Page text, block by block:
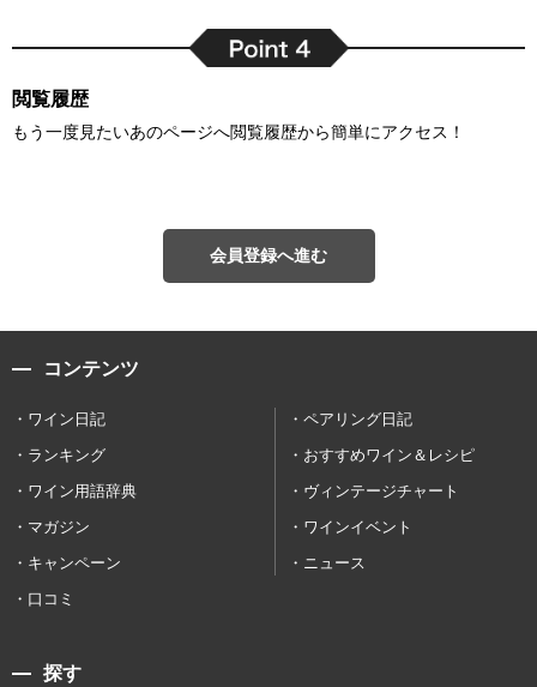
閲覧履歴
もう一度見たいあのページへ閲覧履歴から簡単にアクセス！
会員登録へ進む
コンテンツ
ワイン日記
ペアリング日記
ランキング
おすすめワイン＆レシピ
ワイン用語辞典
ヴィンテージチャート
マガジン
ワインイベント
キャンペーン
ニュース
口コミ
探す